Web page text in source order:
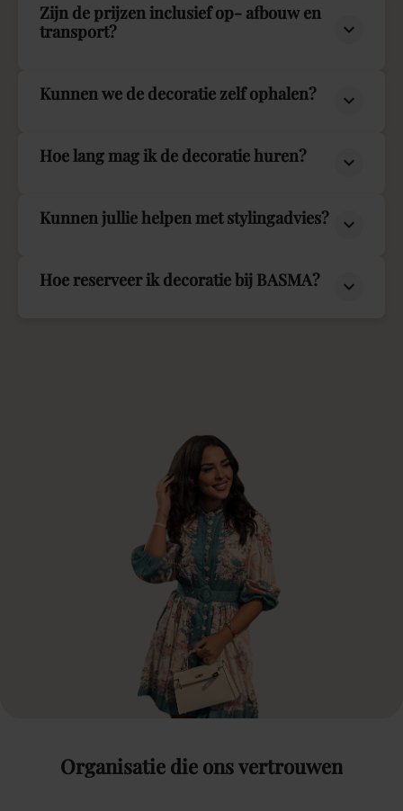
Zijn de prijzen inclusief op- afbouw en
transport?
Kunnen we de decoratie zelf ophalen?
Hoe lang mag ik de decoratie huren?
Kunnen jullie helpen met stylingadvies?
Hoe reserveer ik decoratie bij BASMA?
Organisatie die onsvertrouwen